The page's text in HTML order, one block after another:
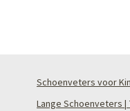
Schoenveters voor
Lange Schoenveters |